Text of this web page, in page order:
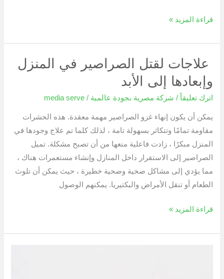
قراءة المزيد »
علاجات لقتل الصراصير في المنزل
وإبعادها إلى الأبد
اترك تعليقاً / شركة مصرية بجودة عالمية /
media serve
يمكن أن يكون إنهاء غزو الصراصير مهمة معقدة. هذه الحشرات
مقاومة تمامًا وتتكاثر بسهولة تامة ، لذلك كلما تم علاج وجودها في
المنزل مبكرًا ، زادت فاعلية منعها من أن تصبح مشكلة. تميل
الصراصير إلى الاستقرار داخل المنازل وإنشاء مستعمرات هناك ،
مما يؤدي إلى مشاكل صحية وصحية خطيرة ، حيث يمكن أن تلوث
الطعام أو تنقل الأمراض والبكتيريا. يمكنهم الوصول
علاجات
لقتل
الصراصير
في
المنزل
وإبعادها
إلى
الأبد
قراءة المزيد »